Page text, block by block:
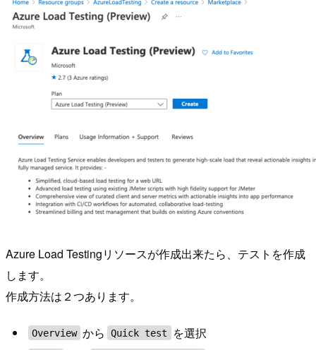
Azure Load Testingリソースが作成出来たら、テストを作成
します。
作成方法は２つあります。
Overview から Quick test
を選択